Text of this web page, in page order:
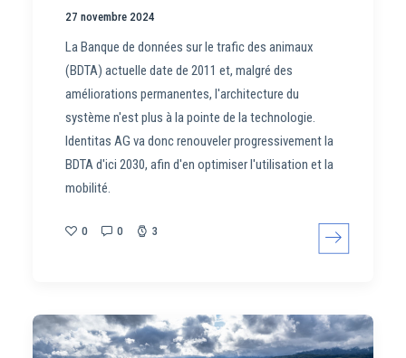
27 novembre 2024
La Banque de données sur le trafic des animaux
(BDTA) actuelle date de 2011 et, malgré des
améliorations permanentes, l'architecture du
système n'est plus à la pointe de la technologie.
Identitas AG va donc renouveler progressivement la
BDTA d'ici 2030, afin d'en optimiser l'utilisation et la
mobilité.
0 0 3